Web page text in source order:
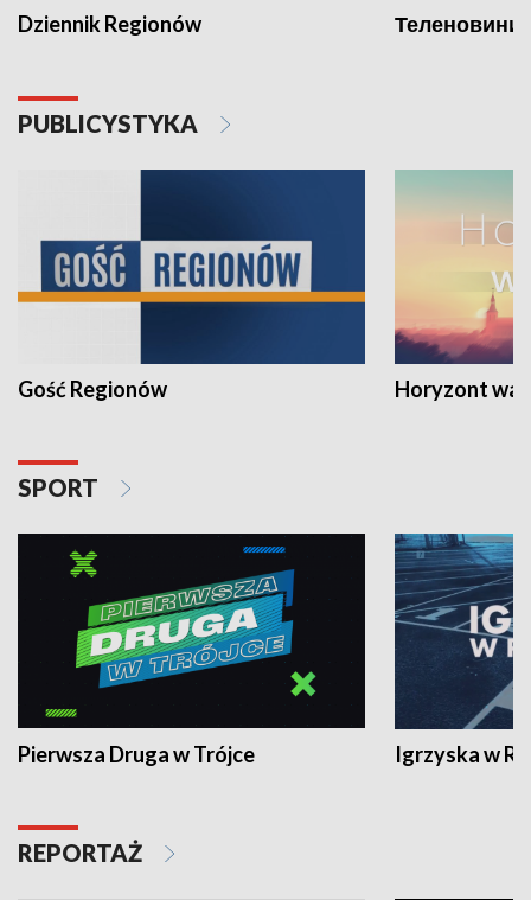
Dziennik Regionów Теленовини
PUBLICYSTYKA
Gość Regionów Horyzont
SPORT
Pierwsza Druga w Trójce Igrzyska w
REPORTAŻ